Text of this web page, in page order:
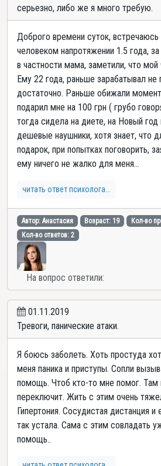
серьезно, либо же я много требую.
Доброго времени суток,
человеком напротяжении 1.5 года,
в частности мама, заметили, что
Ему 22 года, раньше зарабатывал не
достаточно. Раньше обижали
подарил мне на 100 грн ( грубо
тогда сидела на диете, на Новый
дешевые наушники, хотя знает, что
подарок, при попытках поговорить,
ему ничего не жалко для меня...
читать ответ психолога...
Автор: Анастасия Возраст: 19
Кол-во
Кол-во ответов: 2
На вопрос ответили:
01.11.2019
Тревоги, панические атаки.
Я боюсь заболеть. Хоть простуда
меня паника и приступы. Сопли
помощь. Чтоб кто-то мне помог. Там
переключит. Жить с этим очень
Гипертония. Сосудистая дистанция
так устала. Сама с этим совладать
помощь..